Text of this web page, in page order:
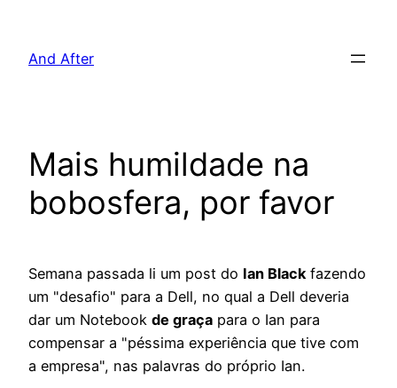
And After
Mais humildade na
bobosfera, por favor
Semana passada li um post do Ian Blackfazendo
um "desafio" para a Dell, no qual a Dell deveria
dar um Notebook de graça para o Ian para
compensar a "péssima experiência que tive com
a empresa", nas palavras do próprio Ian.